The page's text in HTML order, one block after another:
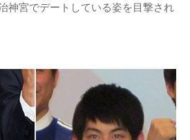
神宮でデートしている姿を目撃され